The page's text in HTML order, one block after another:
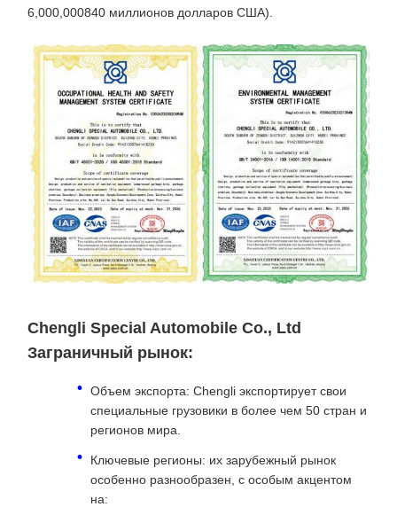
6,000,000840 миллионов долларов США).
Chengli Special Automobile Co., Ltd
Заграничный рынок:
Объем экспорта: Chengli экспортирует свои
специальные грузовики в более чем 50 стран и
регионов мира.
Ключевые регионы: их зарубежный рынок
особенно разнообразен, с особым акцентом
на: